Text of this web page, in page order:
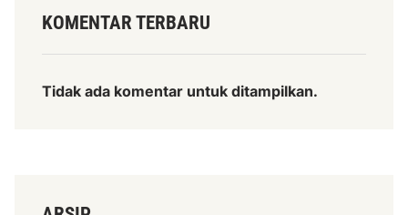
KOMENTAR TERBARU
Tidak ada komentar untuk ditampilkan.